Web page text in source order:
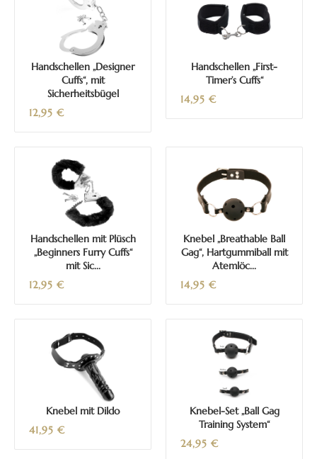
Handschellen „Designer
Cuffs“, mit
Sicherheitsbügel
12,95 €
Handschellen „First-
Timer’s Cuffs“
14,95 €
Handschellen mit Plüsch
„Beginners Furry Cuffs“
mit Sic...
12,95 €
Knebel „Breathable Ball
Gag“, Hartgummiball mit
Atemlöc...
14,95 €
Knebel mit Dildo
41,95 €
Knebel-Set „Ball Gag
Training System“
24,95 €